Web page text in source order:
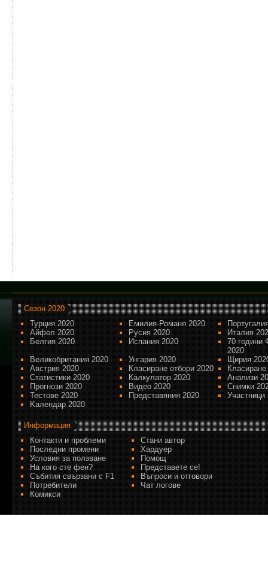
Сезон 2020
Турция 2020
Емилия-Романя 2020
Айфел 2020
Русия 2020
Италия
Белгия 2020
Испания 2020
70 години
2020
Великобритания 2020
Унгария 2020
Щирия
Австрия 2020
Класиране отбори 2020
Статистики 2020
Калкулатор 2020
Анализи
Прогнози 2020
Видео 2020
Снимки
Тестове 2020
Представяния 2020
Участници
Kалендар 2020
Информация
Контакти и проблеми
Стани автор
Последни промени
Хардуер
Условия за ползване
Помощ
На кого сте фен?
Представете се!
Събития свързани с F1
Въпроси и отговори
Потребители
Чат логове
Комикси